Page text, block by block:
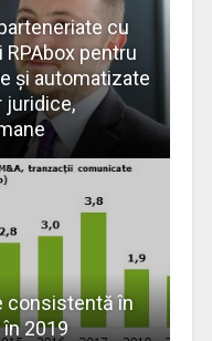
cu
RPAbox pentru
și automatizate
juridice,
consistentă în
2019